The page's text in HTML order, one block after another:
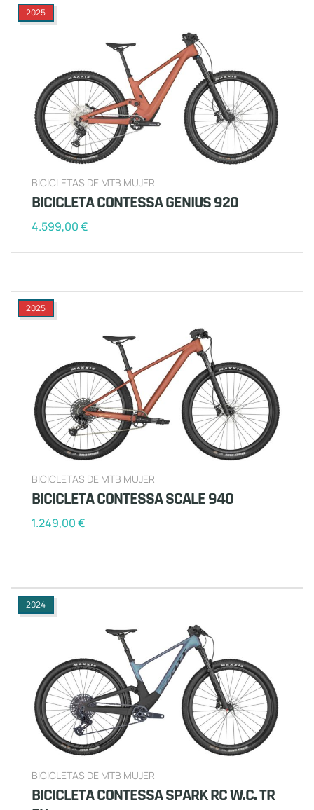
2025
BICICLETAS DE MTB MUJER
BICICLETA CONTESSA GENIUS 920
4.599,00€
2025
BICICLETAS DE MTB MUJER
BICICLETA CONTESSA SCALE 940
1.249,00€
2024
BICICLETAS DE MTB MUJER
BICICLETA CONTESSA SPARK RC W.C. TR